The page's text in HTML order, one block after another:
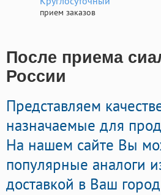
прием заказов
После приема
России
Представляем
назначаемые для
На нашем сайте Вы
популярные аналоги
доставкой в Ваш